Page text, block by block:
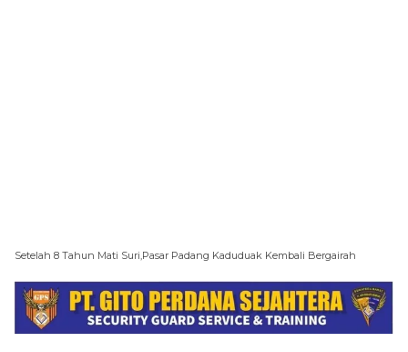
Setelah 8 Tahun Mati Suri,Pasar Padang Kaduduak Kembali Bergairah